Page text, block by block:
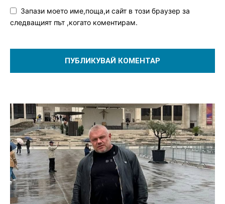
Запази моето име,поща,и сайт в този браузер за
следващият път ,когато коментирам.